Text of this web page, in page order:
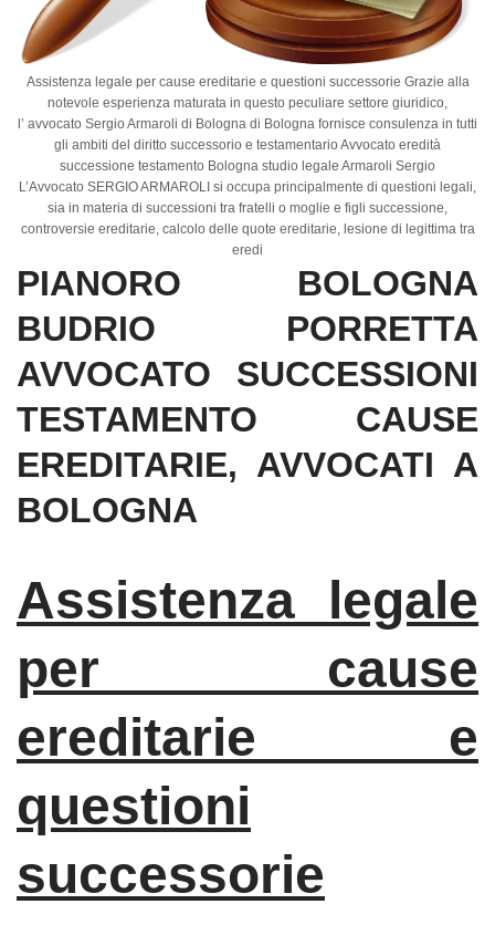
Assistenza legale per cause ereditarie e questioni successorie Grazie alla
notevole esperienza maturata in questo peculiare settore giuridico,
l’ avvocato Sergio Armaroli di Bologna di Bologna fornisce consulenza in tutti
gli ambiti del diritto successorio e testamentario Avvocato eredità
successione testamento Bologna studio legale Armaroli Sergio
L’Avvocato SERGIO ARMAROLI si occupa principalmente di questioni legali,
sia in materia di successioni tra fratelli o moglie e figli successione,
controversie ereditarie, calcolo delle quote ereditarie, lesione di legittima tra
eredi
PIANORO BOLOGNA
BUDRIO PORRETTA
AVVOCATO SUCCESSIONI
TESTAMENTO CAUSE
EREDITARIE, AVVOCATI A
BOLOGNA
Assistenza legale
per cause
ereditarie e
questioni
successorie